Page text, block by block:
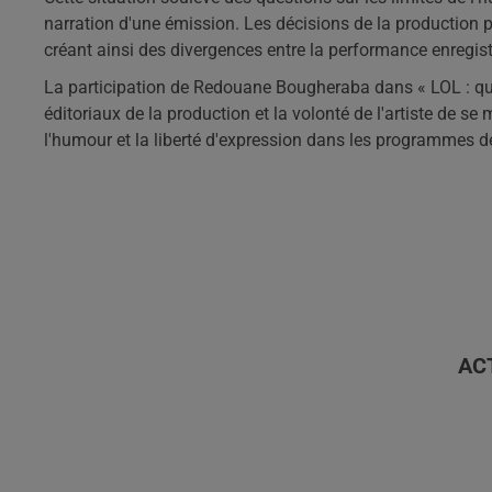
narration d'une émission. Les décisions de la production
créant ainsi des divergences entre la performance
La participation de Redouane Bougheraba dans « LOL :
éditoriaux de la production et la volonté de l'artiste de se
l'humour et la liberté d'expression dans les programmes